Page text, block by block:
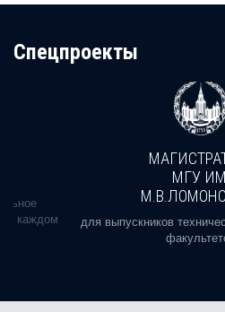
Cпецпроекты
в каждом
МГУ ИМ.
для выпускников